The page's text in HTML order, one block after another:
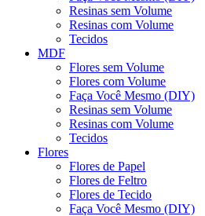
Resinas sem Volume
Resinas com Volume
Tecidos
MDF
Flores sem Volume
Flores com Volume
Faça Você Mesmo (DIY)
Resinas sem Volume
Resinas com Volume
Tecidos
Flores
Flores de Papel
Flores de Feltro
Flores de Tecido
Faça Você Mesmo (DIY)